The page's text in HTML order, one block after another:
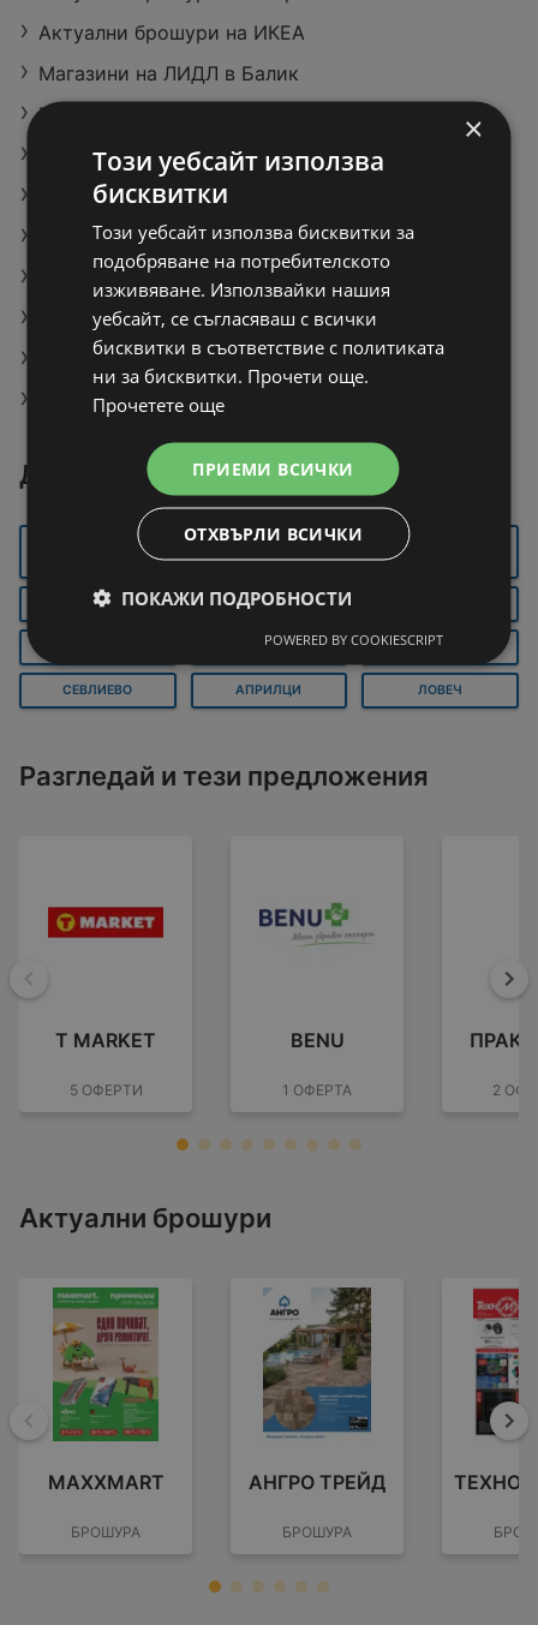
Актуални брошури на ИКЕА
Магазини на ЛИДЛ в Балик
Магазини на Супермаркет Бурлекс в Балик
Магазини на KiK в Балчик
Pomsticks Картофени пръчици различни вкусове
Оферти на Бюро
Nesquik Какаова напитка различни видове
Магазини на Технополис в Кюстендил
Монтана
Актуални брошури на CBA Болеро Лъки
Други градове около Балчик
ВЕЛИКО ТЪРНОВО ТРЯВНА
ГАБРОВО ЛЕВСКИ
СЕВЛИЕВО АПРИЛЦИ ЛОВЕЧ
Разгледай и тези предложения
Назад
T MARKET
5 ОФЕРТИ
BENU
1 ОФЕРТА 2
Актуални брошури
Назад
MAXXMART
БРОШУРА
АНГРО ТРЕЙД
БРОШУРА
×
Този уебсайт използва
бисквитки
Този уебсайт използва бисквитки за
подобряване на потребителското
изживяване. Използвайки нашия
уебсайт, се съгласяваш с всички
бисквитки в съответствие с политиката
ни за бисквитки. Прочети още.
Прочетете още
ПРИЕМИ ВСИЧКИ
ОТХВЪРЛИ ВСИЧКИ
ПОКАЖИ ПОДРОБНОСТИ
POWERED BY COOKIESCRIPT